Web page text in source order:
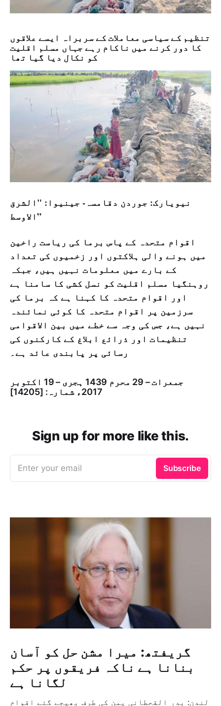
تنظیم کے سیاسی معاملات کے سربراہ ایسے علاقوں
کا دور کرنے میں ناکام رہے جہاں مسلم اقلیت
کو نکال دیا گیا تھا
نیویارک: جوردن دقامسہ- جینیوا: "الشرق
الاوسط”
اقوام متحدہ کے پاس برما کی ریاست راخین
میں ہونے والی ہلاکتوں اور زخمیوں کی تعداد
کے بارے میں معلومات نہیں ہیں، جبکہ
روہنگیا مسلم اقلیت کو نسل کشی کا سامنا ہے
اور اقوام متحدہ کا کہنا ہے کہ برما کی
سرزمین پر اقوام متحدہ کا کوئی نمائندہ
نہیں ہے، جس کی وجہ سے خطے میں بین الاقوامی
تنظیمات اور ذرائع ابلاغ کے کارکنوں کی
رسائی پر پابندی عائد ہے۔
جمعرات – 29 محرم 1439 ہجری – 19 اكتوبر
2017ء شمارہ: [14205]
Sign up for more like this.
Enter your email Subscribe
گریفتھ: میرا مشن حل کو آسان
بنانا ہے ناکہ فریقوں پر حکم
لگانا ہے
لندن: بدر القحطانی یمن کی طرف بھیجے گئے اقوام